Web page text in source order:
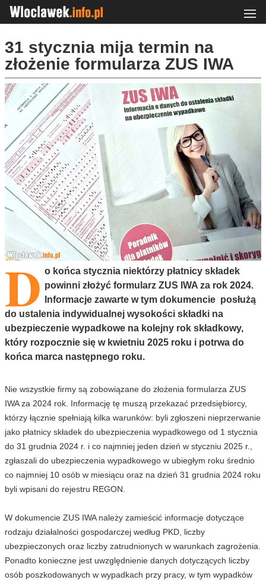
31 stycznia mija termin na
złożenie formularza ZUS IWA
D o końca stycznia niektórzy płatnicy składek
powinni złożyć formularz ZUS IWA za rok 2024.
Informacje zawarte w tym dokumencie posłużą
do ustalenia indywidualnej wysokości składki na
ubezpieczenie wypadkowe na kolejny rok składkowy,
który rozpocznie się w kwietniu 2025 roku i potrwa do
końca marca następnego roku.
Nie wszystkie firmy są zobowiązane do złożenia formularza ZUS
IWA za 2024 rok. Informację tę muszą przekazać przedsiębiorcy,
którzy łącznie spełniają kilka warunków: byli zgłoszeni nieprzerwanie
jako płatnicy składek do ubezpieczenia wypadkowego od 1 stycznia
do 31 grudnia 2024 r. i co najmniej jeden dzień w styczniu 2025 r.,
zgłaszali do ubezpieczenia wypadkowego w ubiegłym roku średnio
co najmniej 10 osób w miesiącu oraz na dzień 31 grudnia 2024 roku
byli wpisani do rejestru REGON.
W dokumencie ZUS IWA należy zamieścić informacje dotyczące
rodzaju działalności gospodarczej według PKD, liczby
ubezpieczonych oraz liczby zatrudnionych w warunkach zagrożenia.
Ponadto konieczne jest uwzględnienie danych dotyczących liczby
osób poszkodowanych w wypadkach przy pracy, w tym wypadków